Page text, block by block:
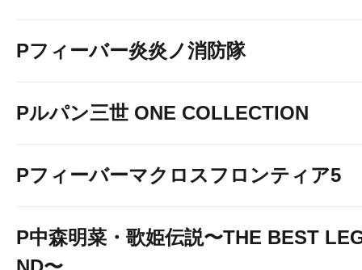
Pフィーバー炎炎ノ消防隊
Pルパン三世 ONE COLLECTION
Pフィーバーマクロスフロンティア5
P中森明菜・歌姫伝説〜THE BEST